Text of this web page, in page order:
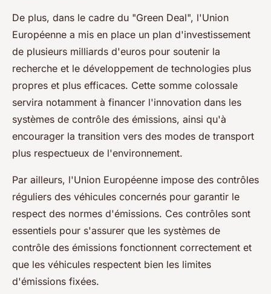
De plus, dans le cadre du "Green Deal", l'Union
Européenne a mis en place un plan d'investissement
de plusieurs milliards d'euros pour soutenir la
recherche et le développement de technologies plus
propres et plus efficaces. Cette somme colossale
servira notamment à financer l'innovation dans les
systèmes de contrôle des émissions, ainsi qu'à
encourager la transition vers des modes de transport
plus respectueux de l'environnement.
Par ailleurs, l'Union Européenne impose des contrôles
réguliers des véhicules concernés pour garantir le
respect des normes d'émissions. Ces contrôles sont
essentiels pour s'assurer que les systèmes de
contrôle des émissions fonctionnent correctement et
que les véhicules respectent bien les limites
d'émissions fixées.